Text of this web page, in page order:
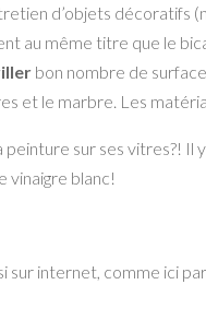
d’objets
au même titre que le
bon nombre de
et le marbre. Les
sur ses vitres?!
vinaigre blanc!
sur internet, comme ici